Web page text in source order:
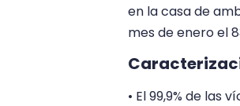
en la casa de
mes de enero el
• El 99,9% de las